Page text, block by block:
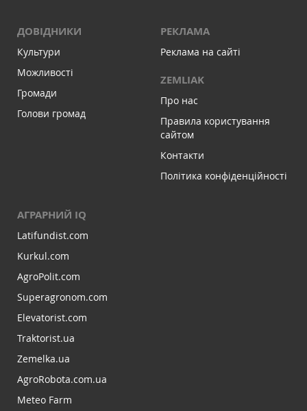
ДОВІДНИКИ
Культури
Можливості
Громади
Голови громад
РЕКЛАМА
Реклама на сайті
ZEMLIAK
Про нас
Правила користування
сайтом
Контакти
Політика конфіденційності
АГРАРНИЙ IQ
Latifundist.com
Kurkul.com
AgroPolit.com
Superagronom.com
Elevatorist.com
Traktorist.ua
Zemelka.ua
AgroRobota.com.ua
Meteo Farm